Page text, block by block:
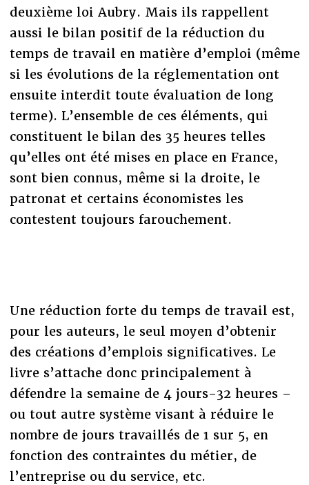
deuxième loi Aubry. Mais ils rappellent
aussi le bilan positif de la réduction du
temps de travail en matière d’emploi (même
si les évolutions de la réglementation ont
ensuite interdit toute évaluation de long
terme). L’ensemble de ces éléments, qui
constituent le bilan des 35 heures telles
qu’elles ont été mises en place en France,
sont bien connus, même si la droite, le
patronat et certains économistes les
contestent toujours farouchement.
Une réduction forte du temps de travail est,
pour les auteurs, le seul moyen d’obtenir
des créations d’emplois significatives. Le
livre s’attache donc principalement à
défendre la semaine de 4 jours-32 heures –
ou tout autre système visant à réduire le
nombre de jours travaillés de 1 sur 5, en
fonction des contraintes du métier, de
l’entreprise ou du service, etc.